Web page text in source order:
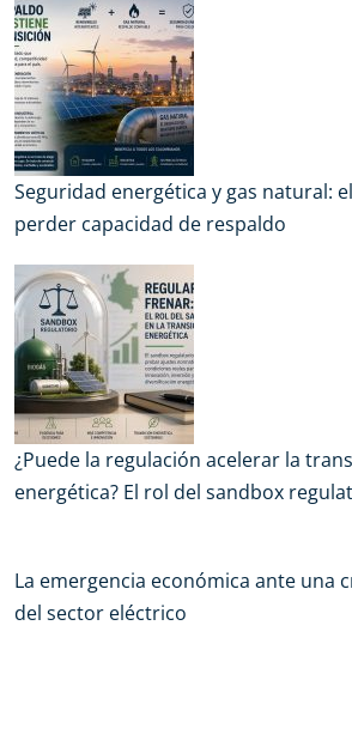
Seguridad energética y gas natural:
perder capacidad de respaldo
¿Puede la regulación acelerar la
energética? El rol del sandbox
La emergencia económica ante una
del sector eléctrico